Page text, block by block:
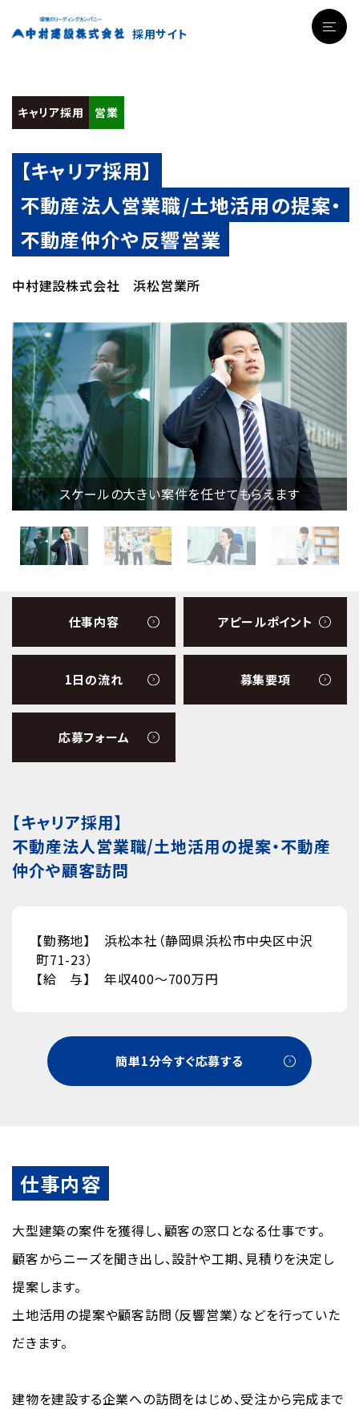
採用サイト
キャリア採用 営業
【キャリア採用】
不動産法人営業職/土地活用の提案・
不動産仲介や反響営業
中村建設株式会社 浜松営業所
スケールの大きい案件を任せてもらえます
仕事内容 アピールポイント
1日の流れ 募集要項
応募フォーム
【キャリア採用】
不動産法人営業職/土地活用の提案・不動産
仲介や顧客訪問
【勤務地】 浜松本社（静岡県浜松市中央区中沢
町71-23）
【給 与】 年収400～700万円
簡単1分今すぐ応募する
仕事内容
大型建築の案件を獲得し、顧客の窓口となる仕事です。
顧客からニーズを聞き出し、設計や工期、見積りを決定し
提案します。
土地活用の提案や顧客訪問（反響営業）などを行っていた
だきます。
建物を建設する企業への訪問をはじめ、受注から完成まで